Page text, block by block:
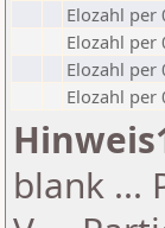
Elozahl per
Elozahl per
Elozahl per
Elozahl per
blank ...